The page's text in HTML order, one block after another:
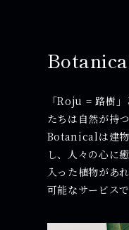
「Roju = 路樹
たちは自然が持
Botanicalは建物
し、人々の心に
入った植物があ
可能なサービスで